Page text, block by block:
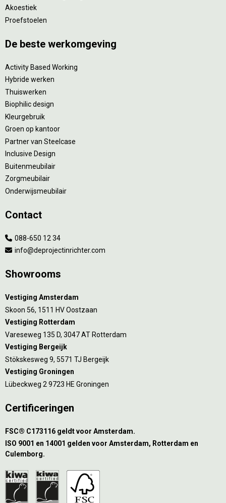
Akoestiek
Proefstoelen
De beste werkomgeving
Activity Based Working
Hybride werken
Thuiswerken
Biophilic design
Kleurgebruik
Groen op kantoor
Partner van Steelcase
Inclusive Design
Buitenmeubilair
Zorgmeubilair
Onderwijsmeubilair
Contact
088-650 12 34
info@deprojectinrichter.com
Showrooms
Vestiging Amsterdam
Skoon 56, 1511 HV Oostzaan
Vestiging Rotterdam
Vareseweg 135 D, 3047 AT Rotterdam
Vestiging Bergeijk
Stökskesweg 9, 5571 TJ Bergeijk
Vestiging Groningen
Lübeckweg 2 9723 HE Groningen
Certificeringen
FSC® C173116 geldt voor Amsterdam.
ISO 9001 en 14001 gelden voor Amsterdam, Rotterdam en
Culemborg.